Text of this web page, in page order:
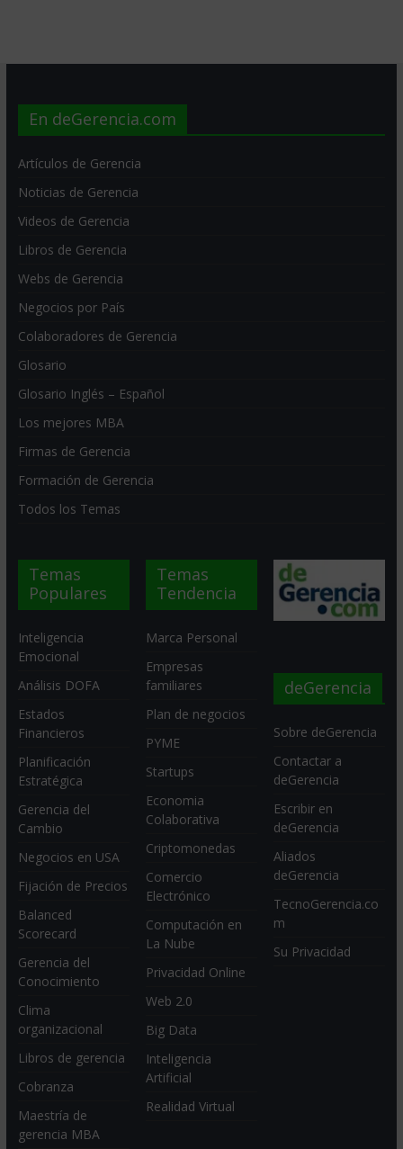
En deGerencia.com
Artículos de Gerencia
Noticias de Gerencia
Videos de Gerencia
Libros de Gerencia
Webs de Gerencia
Negocios por País
Colaboradores de Gerencia
Glosario
Glosario Inglés – Español
Los mejores MBA
Firmas de Gerencia
Formación de Gerencia
Todos los Temas
Temas
Populares
Inteligencia
Emocional
Análisis DOFA
Estados
Financieros
Planificación
Estratégica
Gerencia del
Cambio
Negocios en USA
Fijación de Precios
Balanced
Scorecard
Gerencia del
Conocimiento
Clima
organizacional
Libros de gerencia
Cobranza
Maestría de
gerencia MBA
Temas
Tendencia
Marca Personal
Empresas
familiares
Plan de negocios
PYME
Startups
Economia
Colaborativa
Criptomonedas
Comercio
Electrónico
Computación en
La Nube
Privacidad Online
Web 2.0
Big Data
Inteligencia
Artificial
Realidad Virtual
deGerencia
Sobre deGerencia
Contactar a
deGerencia
Escribir en
deGerencia
Aliados
deGerencia
TecnoGerencia.co
m
Su Privacidad